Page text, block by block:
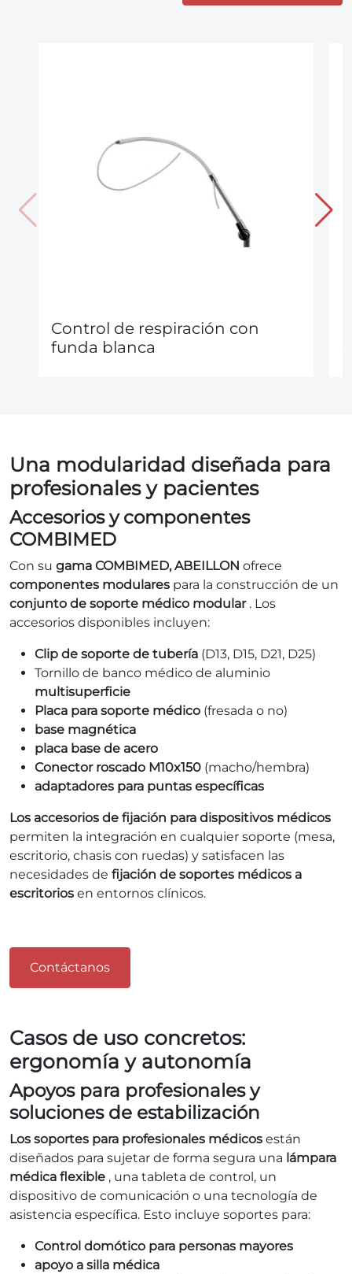
Control de respiración con
funda blanca
Una modularidad diseñada para
profesionales y pacientes
Accesorios y componentes
COMBIMED
Con su gama COMBIMED, ABEILLON ofrece
componentes modulares para la construcción de un
conjunto de soporte médico modular. Los
accesorios disponibles incluyen:
Clip de soporte de tubería (D13, D15, D21, D25)
Tornillo de banco médico de aluminio
multisuperficie
Placa para soporte médico (fresada o no)
base magnética
placa base de acero
Conector roscado M10x150 (macho/hembra)
adaptadores para puntas específicas
Los accesorios de fijación para dispositivos médicos
permiten la integración en cualquier soporte (mesa,
escritorio, chasis con ruedas) y satisfacen las
necesidades de fijación de soportes médicos a
escritorios en entornos clínicos.
Contáctanos
Casos de uso concretos:
ergonomía y autonomía
Apoyos para profesionales y
soluciones de estabilización
Los soportes para profesionales médicos están
diseñados para sujetar de forma segura una lámpara
médica flexible , una tableta de control, un
dispositivo de comunicación o una tecnología de
asistencia específica. Esto incluye soportes para:
Control domótico para personas mayores
apoyo a silla médica